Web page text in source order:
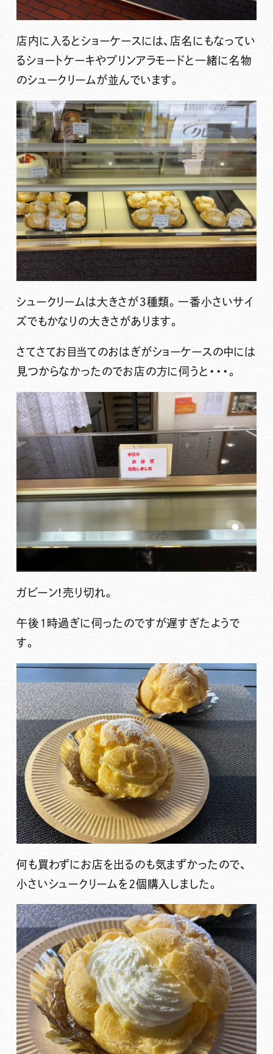
店内に入るとショーケースには、店名にもなってい
るショートケーキやプリンアラモードと一緒に名物
のシュークリームが並んでいます。
シュークリームは大きさが３種類。一番小さいサイ
ズでもかなりの大きさがあります。
さてさてお目当てのおはぎがショーケースの中には
見つからなかったのでお店の方に伺うと・・・。
ガビーン！売り切れ。
午後１時過ぎに伺ったのですが遅すぎたようで
す。
何も買わずにお店を出るのも気まずかったので、
小さいシュークリームを2個購入しました。